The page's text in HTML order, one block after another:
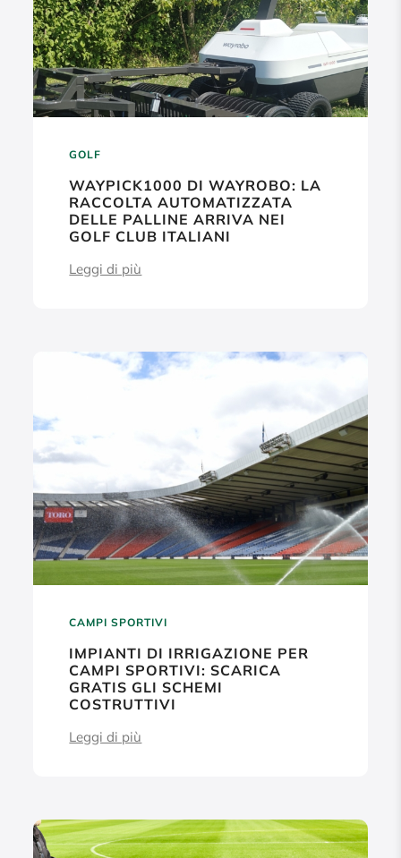
GOLF
WAYPICK1000 DI WAYROBO: LA
RACCOLTA AUTOMATIZZATA
DELLE PALLINE ARRIVA NEI
GOLF CLUB ITALIANI
Leggi di più
CAMPI SPORTIVI
IMPIANTI DI IRRIGAZIONE PER
CAMPI SPORTIVI: SCARICA
GRATIS GLI SCHEMI
COSTRUTTIVI
Leggi di più